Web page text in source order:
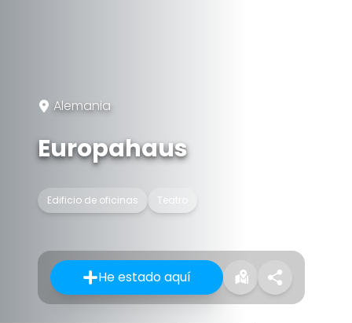
Alemania
Europahaus
Edificio de oficinas Teatro
He estado aquí